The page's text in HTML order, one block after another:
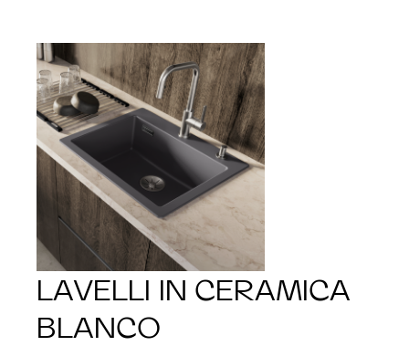
LAVELLI IN CERAMICA
BLANCO